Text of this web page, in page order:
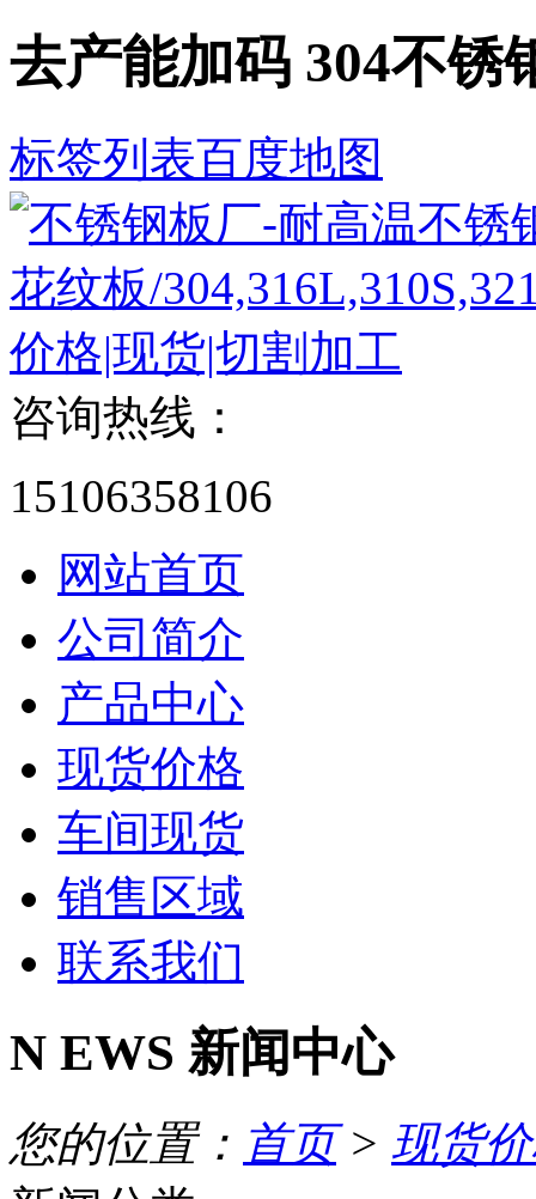
去产能加码 304不锈
标签列表百度地图
咨询热线：
15106358106
网站首页
公司简介
产品中心
现货价格
车间现货
销售区域
联系我们
N EWS 新闻中心
您的位置： 首页> 现货